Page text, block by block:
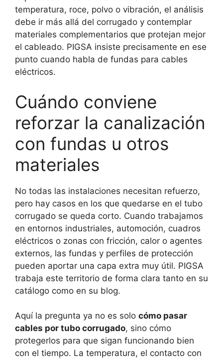
temperatura, roce, polvo o vibración, el análisis
debe ir más allá del corrugado y contemplar
materiales complementarios que protejan mejor
el cableado. PIGSA insiste precisamente en ese
punto cuando habla de fundas para cables
eléctricos.
Cuándo conviene
reforzar la canalización
con fundas u otros
materiales
No todas las instalaciones necesitan refuerzo,
pero hay casos en los que quedarse en el tubo
corrugado se queda corto. Cuando trabajamos
en entornos industriales, automoción, cuadros
eléctricos o zonas con fricción, calor o agentes
externos, las fundas y perfiles de protección
pueden aportar una capa extra muy útil. PIGSA
trabaja este territorio de forma clara tanto en su
catálogo como en su blog.
Aquí la pregunta ya no es solo cómo pasar
cables por tubo corrugado, sino cómo
protegerlos para que sigan funcionando bien
con el tiempo. La temperatura, el contacto con